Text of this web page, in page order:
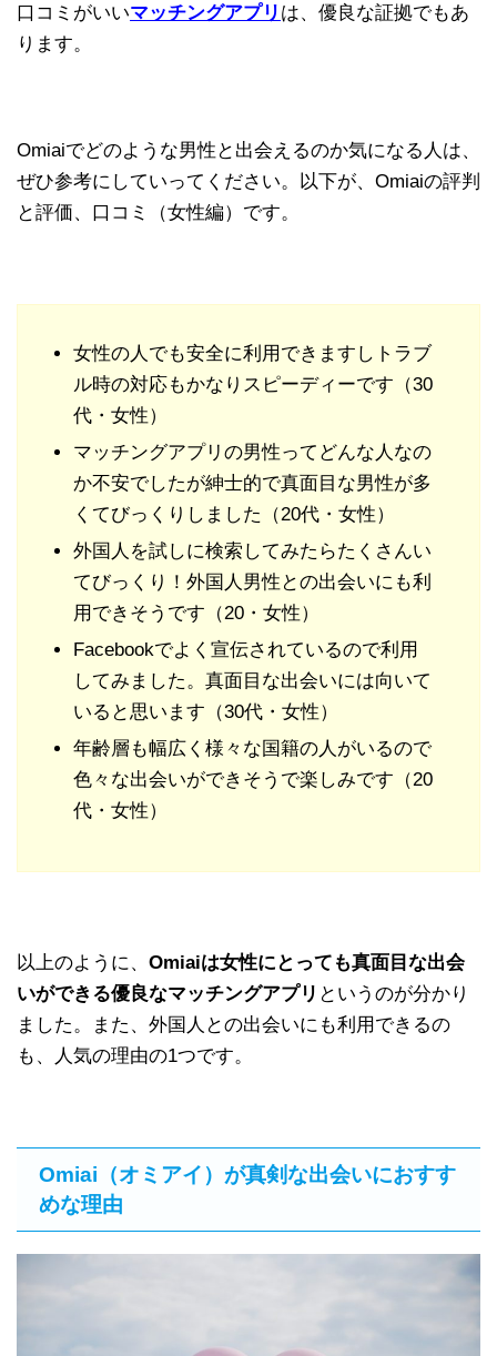
口コミがいいマッチングアプリ は、優良な証拠でもあ
ります。
Omiaiでどのような男性と出会えるのか気になる人は、
ぜひ参考にしていってください。以下が、Omiaiの評判
と評価、口コミ（女性編）です。
女性の人でも安全に利用できますしトラブ
ル時の対応もかなりスピーディーです（30
代・女性）
マッチングアプリの男性ってどんな人なの
か不安でしたが紳士的で真面目な男性が多
くてびっくりしました（20代・女性）
外国人を試しに検索してみたらたくさんい
てびっくり！外国人男性との出会いにも利
用できそうです（20・女性）
Facebookでよく宣伝されているので利用
してみました。真面目な出会いには向いて
いると思います（30代・女性）
年齢層も幅広く様々な国籍の人がいるので
色々な出会いができそうで楽しみです（20
代・女性）
以上のように、 Omiaiは女性にとっても真面目な出会
いができる優良なマッチングアプリ というのが分かり
ました。また、外国人との出会いにも利用できるの
も、人気の理由の1つです。
Omiai（オミアイ）が真剣な出会いにおすす
めな理由